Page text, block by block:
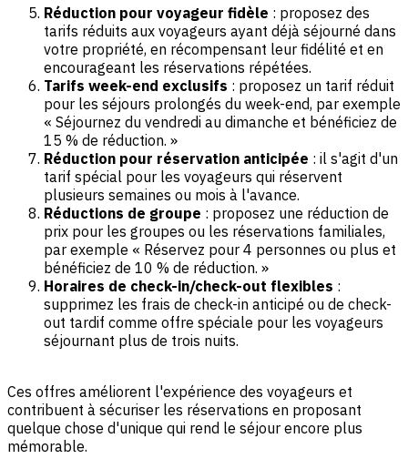
Réduction pour voyageur fidèle : proposez des
tarifs réduits aux voyageurs ayant déjà séjourné dans
votre propriété, en récompensant leur fidélité et en
encourageant les réservations répétées.
Tarifs week-end exclusifs : proposez un tarif réduit
pour les séjours prolongés du week-end, par exemple
« Séjournez du vendredi au dimanche et bénéficiez de
15 % de réduction. »
Réduction pour réservation anticipée : il s'agit d'un
tarif spécial pour les voyageurs qui réservent
plusieurs semaines ou mois à l'avance.
Réductions de groupe : proposez une réduction de
prix pour les groupes ou les réservations familiales,
par exemple « Réservez pour 4 personnes ou plus et
bénéficiez de 10 % de réduction. »
Horaires de check-in/check-out flexibles :
supprimez les frais de check-in anticipé ou de check-
out tardif comme offre spéciale pour les voyageurs
séjournant plus de trois nuits.
Ces offres améliorent l'expérience des voyageurs et
contribuent à sécuriser les réservations en proposant
quelque chose d'unique qui rend le séjour encore plus
mémorable.